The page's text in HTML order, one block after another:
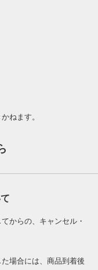
ねます。
からの、キャンセル・
場合には、商品到着後